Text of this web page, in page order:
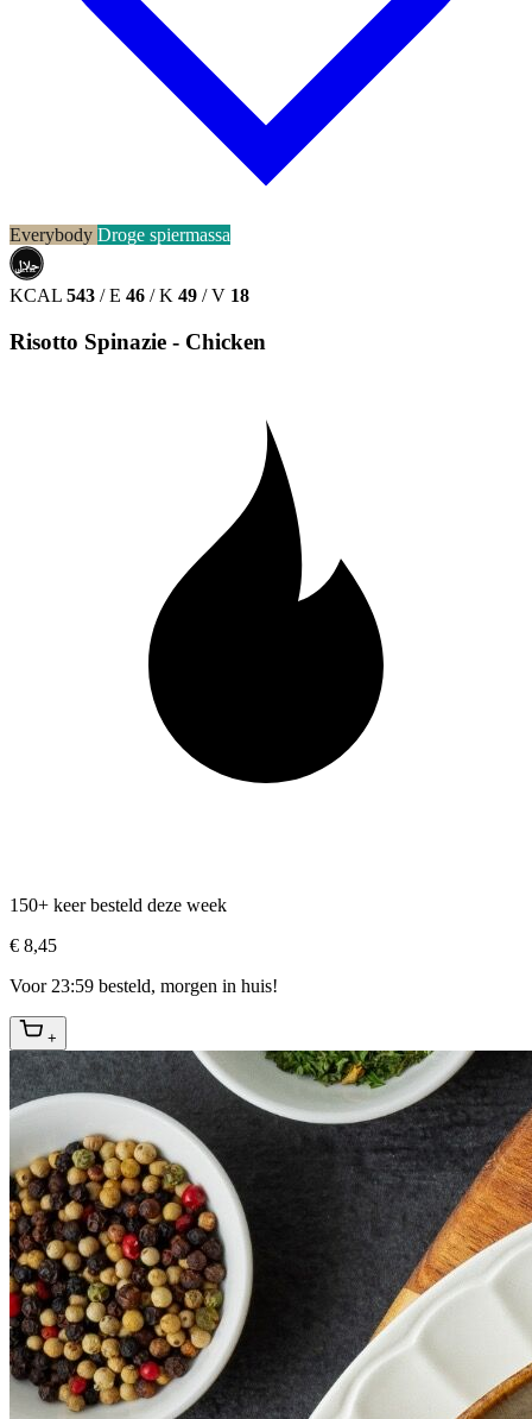
Everybody Droge spiermassa
حلال
HALAL
KCAL 543 / E 46 / K 49 / V 18
Risotto Spinazie - Chicken
150+ keer besteld deze week
€ 8,45
Voor 23:59 besteld, morgen in huis!
+